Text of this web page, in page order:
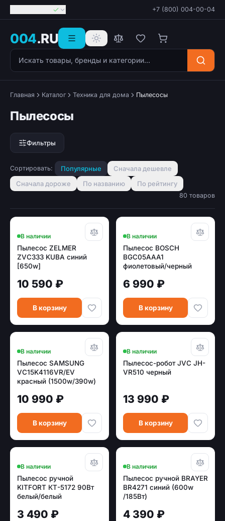
+7 (800) 004-00-04
004.RU
Поиск товаров
Главная Каталог Техника для дома Пылесосы
Пылесосы
Фильтры
Сортировать: Популярные
Сначала дешевле
Сначала дороже
По названию По рейтингу
80 товаров
В наличии
Пылесос ZELMER
ZVC333 KUBA синий
[650w]
10 590 ₽
В корзину
В наличии
Пылесос BOSCH
BGC05AAA1
фиолетовый/черный
6 990 ₽
В корзину
В наличии
Пылесос SAMSUNG
VC15K4116VR/EV
красный (1500w/390w)
10 990 ₽
В корзину
В наличии
Пылесос-робот JVC JH-
VR510 черный
13 990 ₽
В корзину
В наличии
Пылесос ручной
KITFORT КТ-5172 90Вт
белый/белый
3 490 ₽
В наличии
Пылесос ручной BRAYER
BR4271 синий (600w
/185Вт)
4 390 ₽